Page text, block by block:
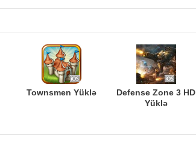
Townsmen Yüklə
Defense Zone 3 HD
Yüklə